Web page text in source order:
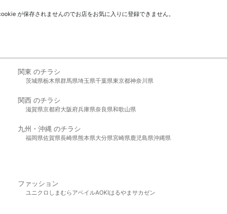
が保存されませんのでお店をお気に入りに登録できません。
関東 のチラシ
茨城県栃木県群馬県埼玉県千葉県東京都神奈川県
関西 のチラシ
滋賀県京都府大阪府兵庫県奈良県和歌山県
九州・沖縄 のチラシ
福岡県佐賀県長崎県熊本県大分県宮崎県鹿児島県沖縄県
ファッション
ユニクロ しまむら アベイルAOKIはるやま サカゼン